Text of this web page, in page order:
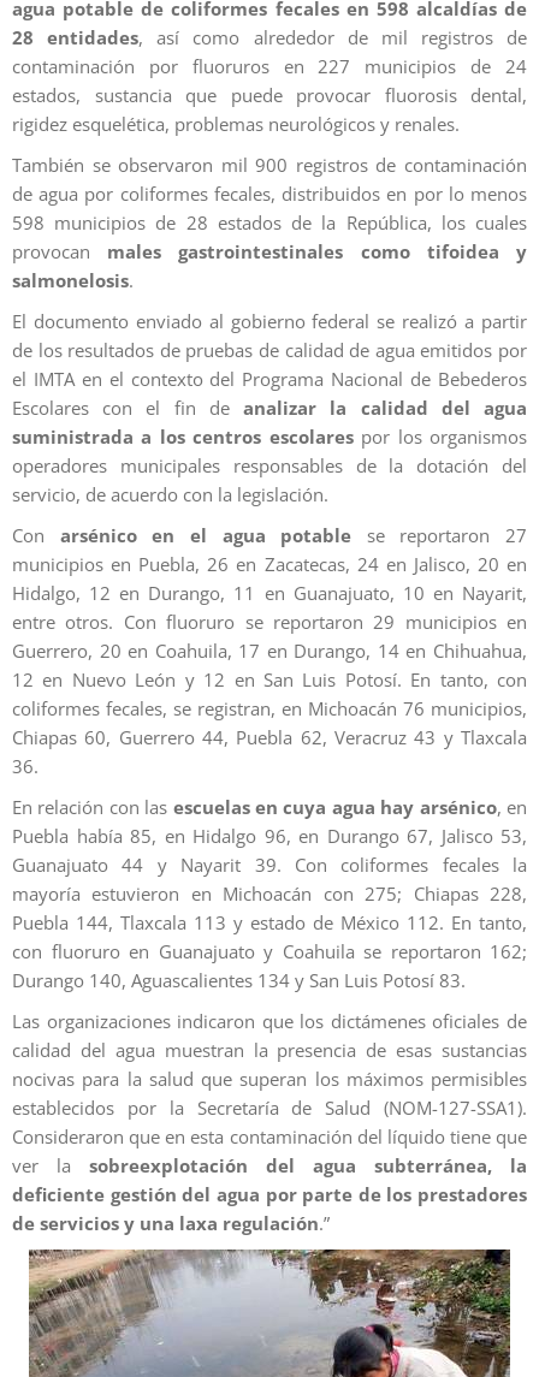
agua potable de coliformes fecales en 598 alcaldías de
28 entidades, así como alrededor de mil registros de
contaminación por fluoruros en 227 municipios de 24
estados, sustancia que puede provocar fluorosis dental,
rigidez esquelética, problemas neurológicos y renales.
También se observaron mil 900 registros de contaminación
de agua por coliformes fecales, distribuidos en por lo menos
598 municipios de 28 estados de la República, los cuales
provocan males gastrointestinales como tifoidea y
salmonelosis.
El documento enviado al gobierno federal se realizó a partir
de los resultados de pruebas de calidad de agua emitidos por
el IMTA en el contexto del Programa Nacional de Bebederos
Escolares con el fin deanalizar la calidad del agua
suministrada a los centros escolarespor los organismos
operadores municipales responsables de la dotación del
servicio, de acuerdo con la legislación.
Con arsénico en el agua potable se reportaron 27
municipios en Puebla, 26 en Zacatecas, 24 en Jalisco, 20 en
Hidalgo, 12 en Durango, 11 en Guanajuato, 10 en Nayarit,
entre otros. Con fluoruro se reportaron 29 municipios en
Guerrero, 20 en Coahuila, 17 en Durango, 14 en Chihuahua,
12 en Nuevo León y 12 en San Luis Potosí. En tanto, con
coliformes fecales, se registran, en Michoacán 76 municipios,
Chiapas 60, Guerrero 44, Puebla 62, Veracruz 43 y Tlaxcala
36.
En relación con las escuelas en cuya agua hay arsénico, en
Puebla había 85, en Hidalgo 96, en Durango 67, Jalisco 53,
Guanajuato 44 y Nayarit 39. Con coliformes fecales la
mayoría estuvieron en Michoacán con 275; Chiapas 228,
Puebla 144, Tlaxcala 113 y estado de México 112. En tanto,
con fluoruro en Guanajuato y Coahuila se reportaron 162;
Durango 140, Aguascalientes 134 y San Luis Potosí 83.
Las organizaciones indicaron que los dictámenes oficiales de
calidad del agua muestran la presencia de esas sustancias
nocivas para la salud que superan los máximos permisibles
establecidos por la Secretaría de Salud (NOM-127-SSA1).
Consideraron que en esta contaminación del líquido tiene que
ver la sobreexplotación del agua subterránea, la
deficiente gestión del agua por parte de los prestadores
de servicios y una laxa regulación.”